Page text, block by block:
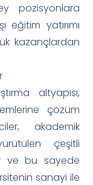
pozisyonlara
eğitim yatırımı
kazançlardan
altyapısı,
çözüm
akademik
çeşitli
ve bu sayede
sanayi ile